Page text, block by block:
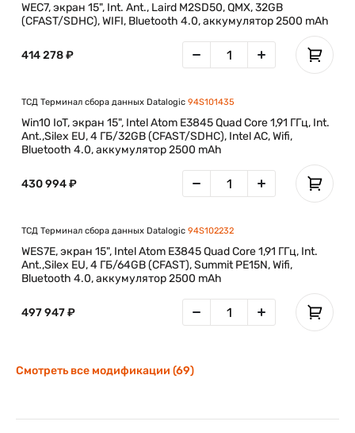
WEC7, экран 15", Int. Ant., Laird M2SD50, QMX, 32GB
(CFAST/SDHC), WIFI, Bluetooth 4.0, аккумулятор 2500 mAh
414 278 ₽
ТСД Терминал сбора данных Datalogic 94S101435
Win10 IoT, экран 15", Intel Atom E3845 Quad Core 1,91 ГГц, Int.
Ant.,Silex EU, 4 ГБ/32GB (CFAST/SDHC), Intel AC, Wifi,
Bluetooth 4.0, аккумулятор 2500 mAh
430 994 ₽
ТСД Терминал сбора данных Datalogic 94S102232
WES7E, экран 15", Intel Atom E3845 Quad Core 1,91 ГГц, Int.
Ant.,Silex EU, 4 ГБ/64GB (CFAST), Summit PE15N, Wifi,
Bluetooth 4.0, аккумулятор 2500 mAh
497 947 ₽
Смотреть все модификации (69)